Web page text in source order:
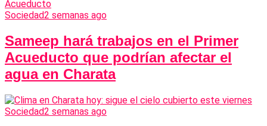
Sociedad2 semanas ago
Sameep hará trabajos en el Primer
Acueducto que podrían afectar el
agua en Charata
Sociedad2 semanas ago